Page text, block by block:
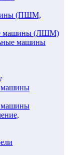
(ПШМ,
машины (ЛШМ)
машины
машины
машины